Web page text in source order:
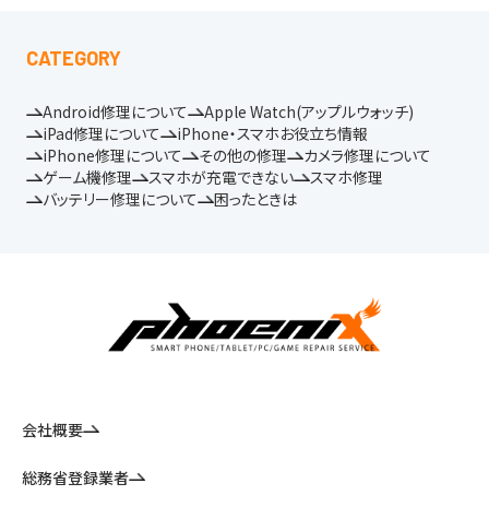
CATEGORY
Android修理について
Apple Watch(アップルウォッチ)
iPad修理について
iPhone・スマホお役立ち情報
iPhone修理について
その他の修理
カメラ修理について
ゲーム機修理
スマホが充電できない
スマホ修理
バッテリー修理について
困ったときは
会社概要
総務省登録業者